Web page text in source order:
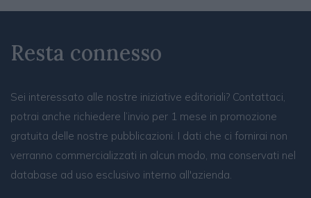
Resta connesso
Sei interessato alle nostre iniziative editoriali? Contattaci,
potrai anche richiedere l’invio per 1 mese in promozione
gratuita delle nostre pubblicazioni. I dati che ci fornirai non
verranno commercializzati in alcun modo, ma conservati nel
database ad uso esclusivo interno all'azienda.